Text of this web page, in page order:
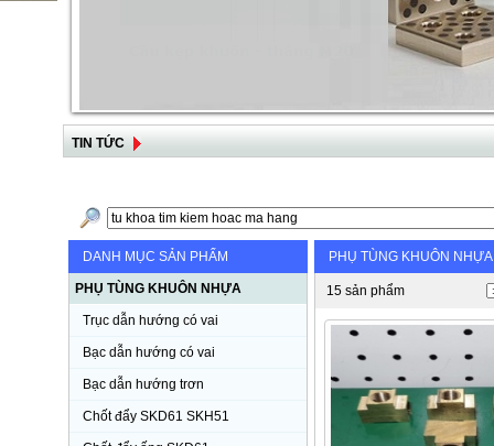
TIN TỨC
DANH MỤC SẢN PHẨM
PHỤ TÙNG KHUÔN NHỰA
Trục dẫn hướng có vai
Bạc dẫn hướng có vai
Bạc dẫn hướng trơn
Chốt đẩy SKD61 SKH51
PHỤ TÙNG KHUÔN NHỰA
15 sản phẩm